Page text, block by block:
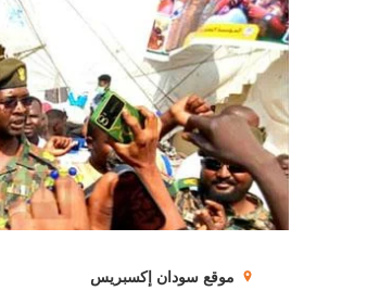
موقع سودان إكسبريس